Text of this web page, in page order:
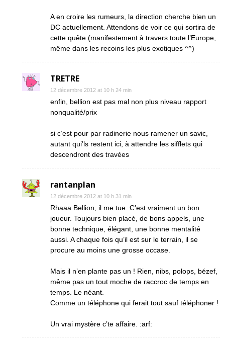
A en croire les rumeurs, la direction cherche bien un
DC actuellement. Attendons de voir ce qui sortira de
cette quête (manifestement à travers toute l’Europe,
même dans les recoins les plus exotiques ^^)
TRETRE
12 décembre 2012 at 10 h 24 min
enfin, bellion est pas mal non plus niveau rapport
nonqualité/prix
si c’est pour par radinerie nous ramener un savic,
autant qui’ls restent ici, à attendre les sifflets qui
descendront des travées
rantanplan
12 décembre 2012 at 10 h 31 min
Rhaaa Bellion, il me tue. C’est vraiment un bon
joueur. Toujours bien placé, de bons appels, une
bonne technique, élégant, une bonne mentalité
aussi. A chaque fois qu’il est sur le terrain, il se
procure au moins une grosse occase.
Mais il n’en plante pas un ! Rien, nibs, polops, bézef,
même pas un tout moche de raccroc de temps en
temps. Le néant.
Comme un téléphone qui ferait tout sauf téléphoner !
Un vrai mystère c’te affaire. :arf: